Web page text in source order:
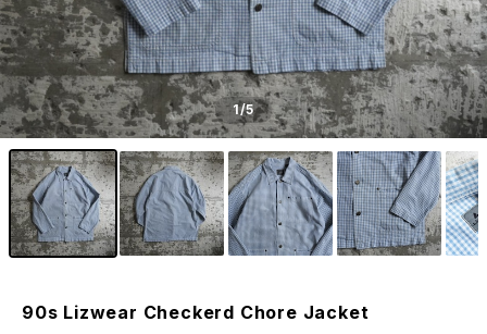
1/5
90s Lizwear Checkerd Chore Jacket